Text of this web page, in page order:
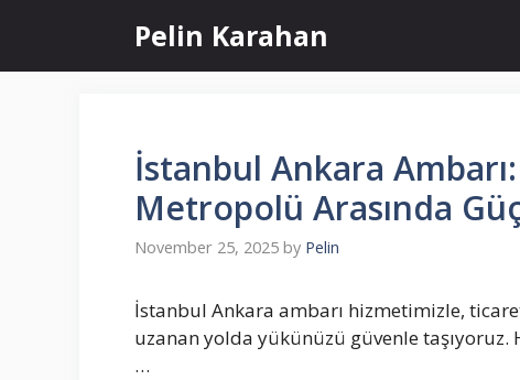
content
Pelin Karahan
İstanbul Ankara
Metropolü Arasında
November 25, 2025 by Pelin
İstanbul Ankara ambarı hizmetimizle,
uzanan yolda yükünüzü güvenle taşıyoruz.
…